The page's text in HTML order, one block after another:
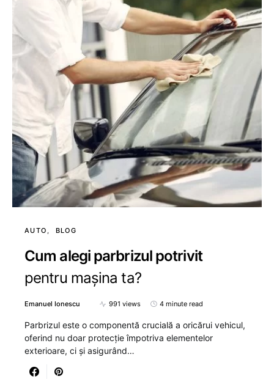
AUTO BLOG
Cum alegi parbrizul potrivit
pentru mașina ta?
Emanuel Ionescu 991 views 4 minute read
Parbrizul este o componentă crucială a oricărui vehicul,
oferind nu doar protecție împotriva elementelor
exterioare, ci și asigurând…